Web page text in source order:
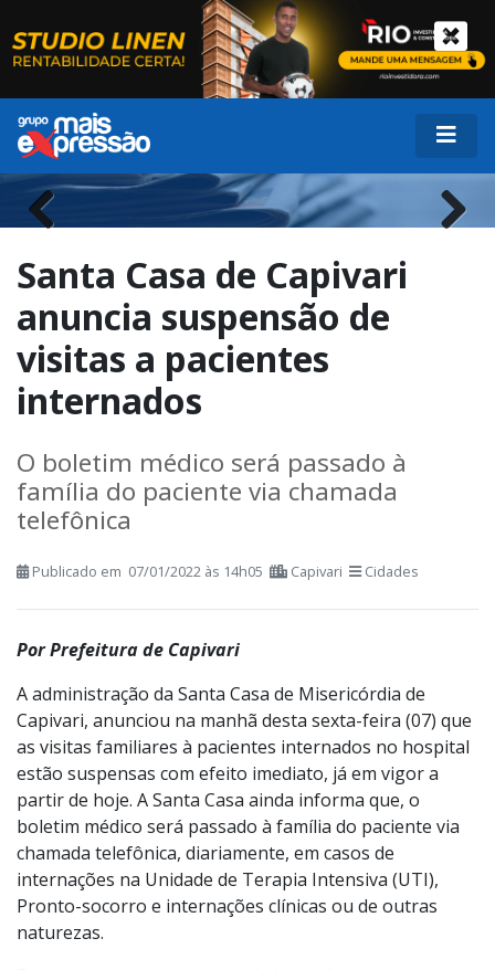
Previous
Santa Casa de Capivari
anuncia suspensão de
visitas a pacientes
internados
O boletim médico será passado à
família do paciente via chamada
telefônica
Publicado em 07/01/2022 às 14h05 Capivari Cidades
Por Prefeitura de Capivari
A administração da Santa Casa de Misericórdia de
Capivari, anunciou na manhã desta sexta-feira (07) que
as visitas familiares à pacientes internados no hospital
estão suspensas com efeito imediato, já em vigor a
partir de hoje. A Santa Casa ainda informa que, o
boletim médico será passado à família do paciente via
chamada telefônica, diariamente, em casos de
internações na Unidade de Terapia Intensiva (UTI),
Pronto-socorro e internações clínicas ou de outras
naturezas.